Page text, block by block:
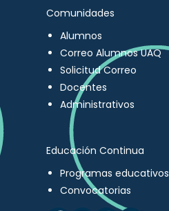
Comunidades
Alumnos
Correo Alumnos UAQ
Solicitud Correo
Docentes
Administrativos
Educación Continua
Programas educativos
Convocatorias